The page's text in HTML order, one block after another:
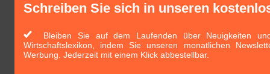
Schreiben Sie sich in unseren
Bleiben Sie auf dem Laufenden über Neuigkeiten
Wirtschaftslexikon, indem Sie unseren monatlichen
Werbung. Jederzeit mit einem Klick abbestellbar.